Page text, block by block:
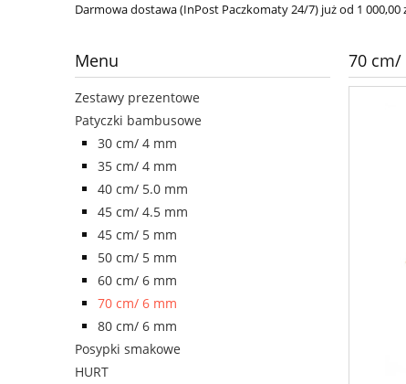
Darmowa dostawa (InPost Paczkomaty 24/7) już od 1 000,00
Menu
Zestawy prezentowe
Patyczki bambusowe
30 cm/ 4 mm
35 cm/ 4 mm
40 cm/ 5.0 mm
45 cm/ 4.5 mm
45 cm/ 5 mm
50 cm/ 5 mm
60 cm/ 6 mm
70 cm/ 6 mm
80 cm/ 6 mm
Posypki smakowe
HURT
70 cm/